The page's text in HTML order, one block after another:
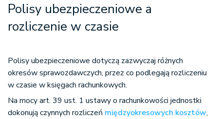
Polisy ubezpieczeniowe a
rozliczenie w czasie
Polisy ubezpieczeniowe dotyczą zazwyczaj różnych
okresów sprawozdawczych, przez co podlegają rozliczeniu
w czasie w księgach rachunkowych.
Na mocy art. 39 ust. 1 ustawy o rachunkowości jednostki
dokonują czynnych rozliczeń międzyokresowych kosztów,